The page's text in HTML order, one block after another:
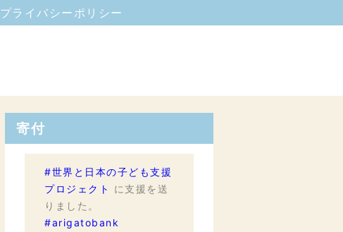
プライバシーポリシー
寄付
#世界と日本の子ども支援
プロジェクト
に支援を送
りました。
#arigatobank